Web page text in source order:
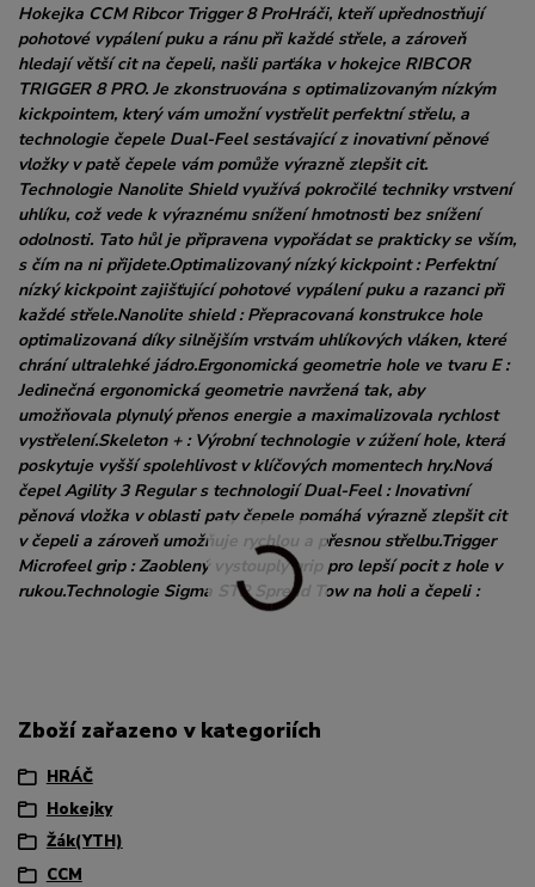
Hokejka CCM Ribcor Trigger 8 ProHráči, kteří upřednostňují
pohotové vypálení puku a ránu při každé střele, a zároveň
hledají větší cit na čepeli, našli parťáka v hokejce RIBCOR
TRIGGER 8 PRO. Je zkonstruována s optimalizovaným nízkým
kickpointem, který vám umožní vystřelit perfektní střelu, a
technologie čepele Dual-Feel sestávající z inovativní pěnové
vložky v patě čepele vám pomůže výrazně zlepšit cit.
Technologie Nanolite Shield využívá pokročilé techniky vrstvení
uhlíku, což vede k výraznému snížení hmotnosti bez snížení
odolnosti. Tato hůl je připravena vypořádat se prakticky se vším,
s čím na ni přijdete.Optimalizovaný nízký kickpoint : Perfektní
nízký kickpoint zajišťující pohotové vypálení puku a razanci při
každé střele.Nanolite shield : Přepracovaná konstrukce hole
optimalizovaná díky silnějším vrstvám uhlíkových vláken, které
chrání ultralehké jádro.Ergonomická geometrie hole ve tvaru E :
Jedinečná ergonomická geometrie navržená tak, aby
umožňovala plynulý přenos energie a maximalizovala rychlost
vystřelení.Skeleton + : Výrobní technologie v zúžení hole, která
poskytuje vyšší spolehlivost v klíčových momentech hry.Nová
čepel Agility 3 Regular s technologií Dual-Feel : Inovativní
pěnová vložka v oblasti paty čepele pomáhá výrazně zlepšit cit
v čepeli a zároveň umožňuje rychlou a přesnou střelbu.Trigger
Microfeel grip : Zaoblený vystouplý grip pro lepší pocit z hole v
rukou.Technologie Sigma STP Spread Tow na holi a čepeli :
Zboží zařazeno v kategoriích
HRÁČ
Hokejky
Žák(YTH)
CCM